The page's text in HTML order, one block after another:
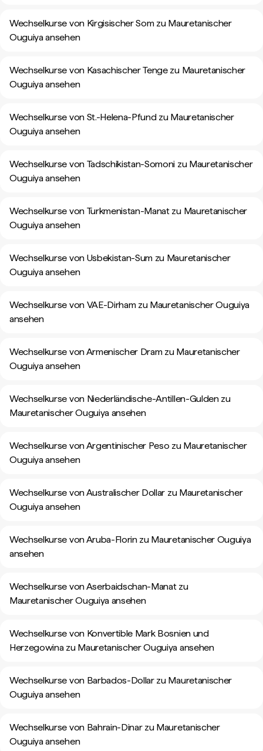
Wechselkurse von Kirgisischer Som zu Mauretanischer
Ouguiya ansehen
Wechselkurse von Kasachischer Tenge zu Mauretanischer
Ouguiya ansehen
Wechselkurse von St.-Helena-Pfund zu Mauretanischer
Ouguiya ansehen
Wechselkurse von Tadschikistan-Somoni zu Mauretanischer
Ouguiya ansehen
Wechselkurse von Turkmenistan-Manat zu Mauretanischer
Ouguiya ansehen
Wechselkurse von Usbekistan-Sum zu Mauretanischer
Ouguiya ansehen
Wechselkurse von VAE-Dirham zu Mauretanischer Ouguiya
ansehen
Wechselkurse von Armenischer Dram zu Mauretanischer
Ouguiya ansehen
Wechselkurse von Niederländische-Antillen-Gulden zu
Mauretanischer Ouguiya ansehen
Wechselkurse von Argentinischer Peso zu Mauretanischer
Ouguiya ansehen
Wechselkurse von Australischer Dollar zu Mauretanischer
Ouguiya ansehen
Wechselkurse von Aruba-Florin zu Mauretanischer Ouguiya
ansehen
Wechselkurse von Aserbaidschan-Manat zu
Mauretanischer Ouguiya ansehen
Wechselkurse von Konvertible Mark Bosnien und
Herzegowina zu Mauretanischer Ouguiya ansehen
Wechselkurse von Barbados-Dollar zu Mauretanischer
Ouguiya ansehen
Wechselkurse von Bahrain-Dinar zu Mauretanischer
Ouguiya ansehen